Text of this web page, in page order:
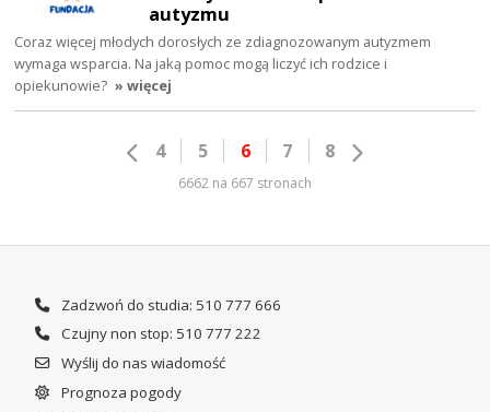
autyzmu
Coraz więcej młodych dorosłych ze zdiagnozowanym autyzmem
wymaga wsparcia. Na jaką pomoc mogą liczyć ich rodzice i
opiekunowie? » więcej
4 5 6 7 8
6662 na 667 stronach
Zadzwoń do studia: 510 777 666
Czujny non stop: 510 777 222
Wyślij do nas wiadomość
Prognoza pogody